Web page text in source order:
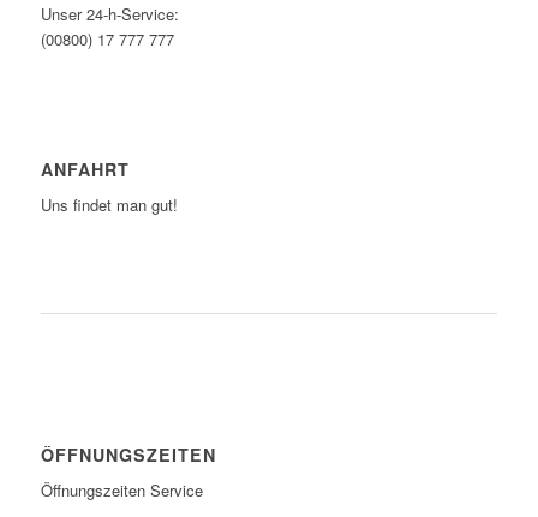
Unser 24-h-Service:
(00800) 17 777 777
ANFAHRT
Uns findet man gut!
ÖFFNUNGSZEITEN
Öffnungszeiten Service